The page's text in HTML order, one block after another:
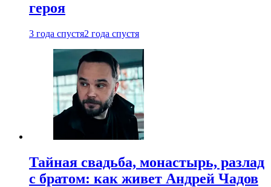
героя
3 года спустя2 года спустя
Тайная свадьба, монастырь, разлад
с братом: как живет Андрей Чадов